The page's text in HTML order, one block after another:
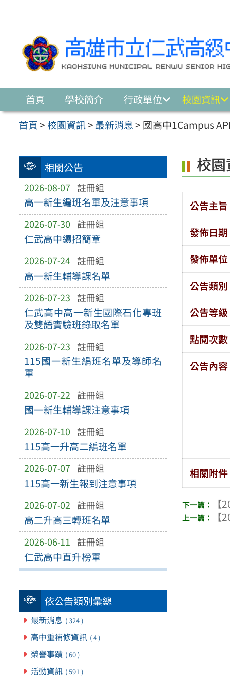
首頁 學校簡介 行政單位 校園資訊
首頁>校園資訊> 最新消息> 國高中1Campus
相關公告
2026-08-07 註冊組
高一新生編班名單及注意事項
2026-07-30 註冊組
仁武高中續招簡章
2026-07-24 註冊組
高一新生輔導課名單
2026-07-23 註冊組
仁武高中高一新生國際石化專班
及雙語實驗班錄取名單
2026-07-23 註冊組
115國一新生編班名單及導師名
單
2026-07-22 註冊組
國一新生輔導課注意事項
2026-07-10 註冊組
115高一升高二編班名單
2026-07-07 註冊組
115高一新生報到注意事項
2026-07-02 註冊組
高二升高三轉班名單
2026-06-11 註冊組
仁武高中直升榜單
依公告類別彙總
最新消息 ( 324 )
高中重補修資訊 ( 4 )
榮譽事蹟 ( 60 )
活動資訊 ( 591 )
校
公告主旨
發佈日期
發佈單位
公告類別
公告等級
點閱次數
公告內容
相關附件
【
【